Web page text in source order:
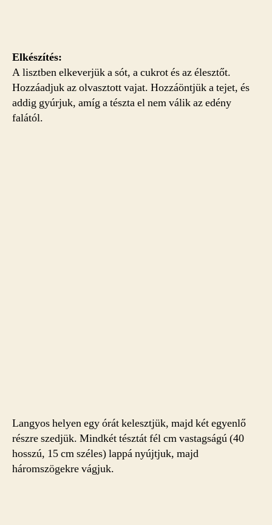
Elkészítés:
A lisztben elkeverjük a sót, a cukrot és az élesztőt.
Hozzáadjuk az olvasztott vajat. Hozzáöntjük a tejet, és
addig gyúrjuk, amíg a tészta el nem válik az edény
falától.
Langyos helyen egy órát kelesztjük, majd két egyenlő
részre szedjük. Mindkét tésztát fél cm vastagságú (40
hosszú, 15 cm széles) lappá nyújtjuk, majd
háromszögekre vágjuk.